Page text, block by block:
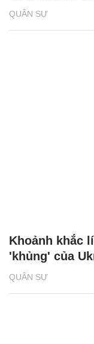
QUÂN SỰ
QUÂN SỰ
Khoảnh khắc
'khủng' của